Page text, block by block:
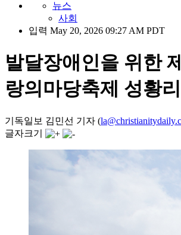
뉴스
사회
입력 May 20, 2026 09:27 AM PDT
발달장애인을 위한
랑의마당축제 성황
기독일보 김민선 기자 (
글자크기